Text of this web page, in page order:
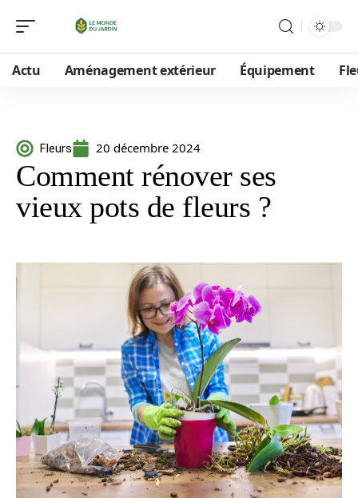
Actu Aménagement extérieur Équipement
Fleurs 20 décembre 2024
Comment rénover ses
vieux pots de fleurs ?